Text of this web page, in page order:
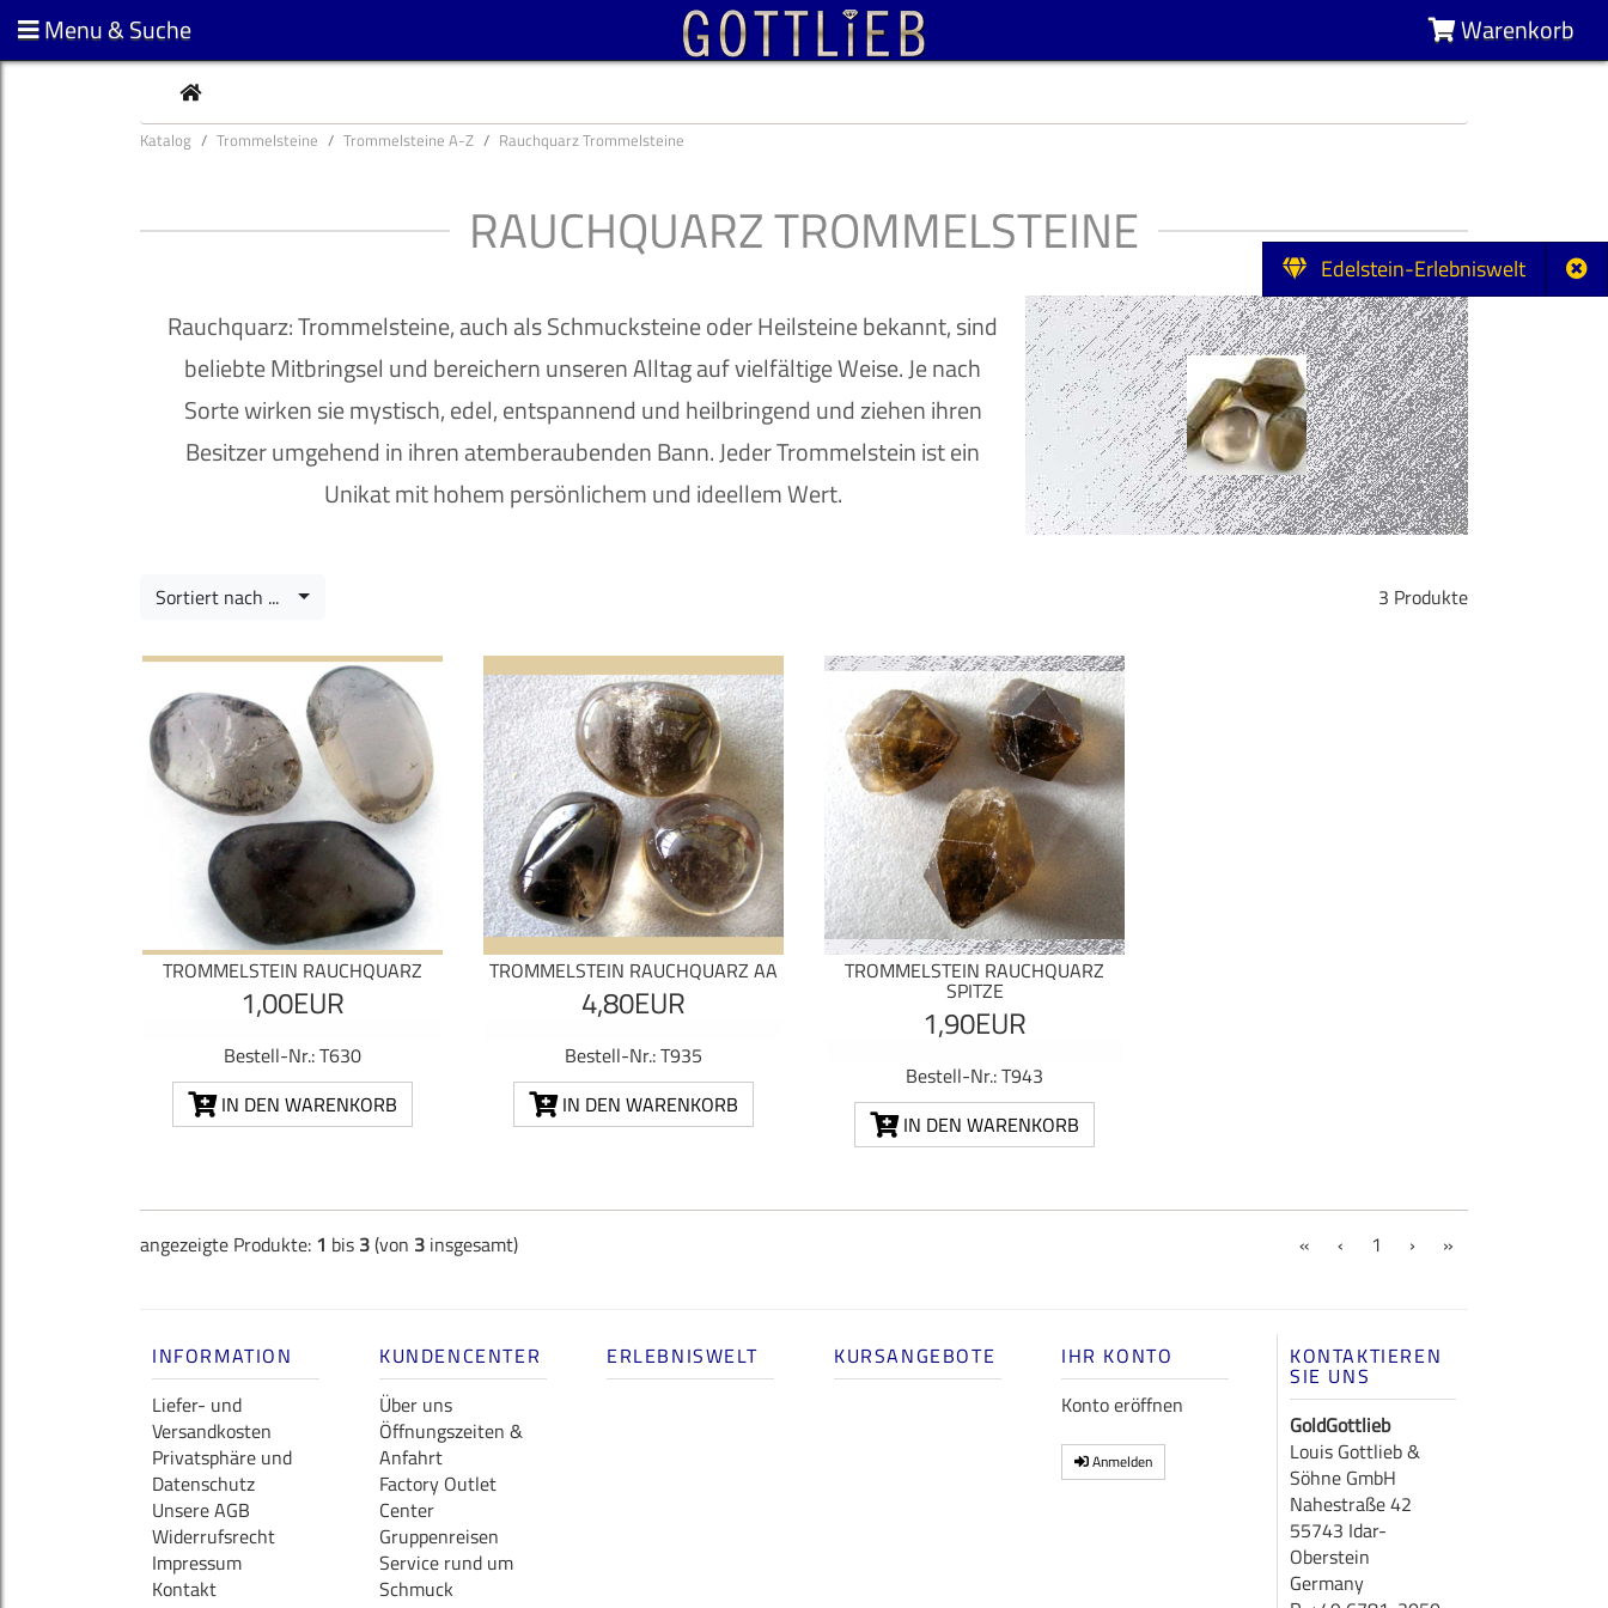
Edelstein-Erlebniswelt
Menu & Suche Warenkorb
CURRENT
Katalog Trommelsteine Trommelsteine A-Z Rauchquarz Trommelsteine
RAUCHQUARZ TROMMELSTEINE
Rauchquarz: Trommelsteine, auch als Schmucksteine oder Heilsteine bekannt, sind
beliebte Mitbringsel und bereichern unseren Alltag auf vielfältige Weise. Je nach
Sorte wirken sie mystisch, edel, entspannend und heilbringend und ziehen ihren
Besitzer umgehend in ihren atemberaubenden Bann. Jeder Trommelstein ist ein
Unikat mit hohem persönlichem und ideellem Wert.
3 Produkte
Sortiert nach ...
TROMMELSTEIN RAUCHQUARZ
1,00EUR
Bestell-Nr.: T630
IN DEN WARENKORB
TROMMELSTEIN RAUCHQUARZ AA
4,80EUR
Bestell-Nr.: T935
IN DEN WARENKORB
TROMMELSTEIN RAUCHQUARZ
SPITZE
1,90EUR
Bestell-Nr.: T943
IN DEN WARENKORB
angezeigte Produkte: 1 bis 3(von 3 insgesamt) « ‹ 1 (current)
› »
INFORMATION
Liefer- und
Versandkosten
Privatsphäre und
Datenschutz
Unsere AGB
Widerrufsrecht
Impressum
Kontakt
KUNDENCENTER
Über uns
Öffnungszeiten &
Anfahrt
Factory Outlet
Center
Gruppenreisen
Service rund um
Schmuck
ERLEBNISWELT KURSANGEBOTE
IHR KONTO
Konto eröffnen
Anmelden
KONTAKTIEREN
SIE UNS
GoldGottlieb
Louis Gottlieb &
Söhne GmbH
Nahestraße 42
55743 Idar-
Oberstein
Germany